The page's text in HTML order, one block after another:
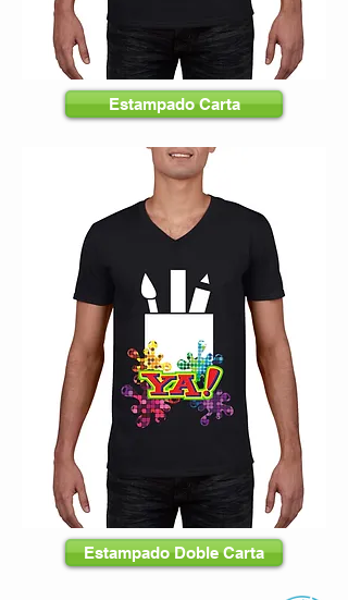
Estampado Carta
Estampado Doble Carta